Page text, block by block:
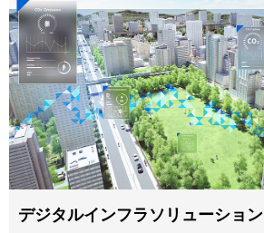
デジタルインフラソリューション